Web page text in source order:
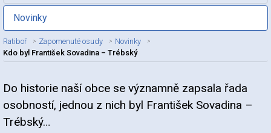
Novinky
Ratiboř Zapomenuté osudy
Novinky
Kdo byl František Sovadina – Trébský
Nadpis článku
Do historie naší obce se významně zapsala řada
osobností, jednou z nich byl František Sovadina –
Trébský…